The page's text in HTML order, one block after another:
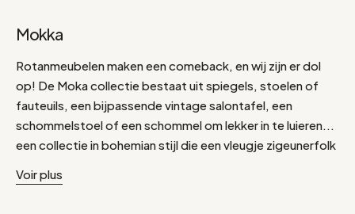
Mokka
Rotanmeubelen maken een comeback, en wij zijn er dol
op! De Moka collectie bestaat uit spiegels, stoelen of
fauteuils, een bijpassende vintage salontafel, een
schommelstoel of een schommel om lekker in te luieren...
een collectie in bohemian stijl die een vleugje zigeunerfolk
de andere, van het terras of de tuin in de zomer naar de
Voir plus